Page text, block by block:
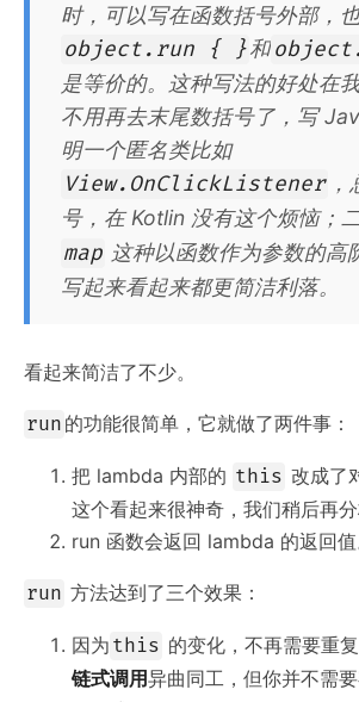
时，可以写在函数括号外部，
object.run { }和
是等价的。这种写法的好处在
不用再去末尾数括号了，写
明一个匿名类比如
View.OnClickListener
号，在 Kotlin 没有这个烦恼；
map 这种以函数作为参数的高
写起来看起来都更简洁利落。
看起来简洁了不少。
run 的功能很简单，它就做了两件事：
把 lambda 内部的 this 改成了
这个看起来很神奇，我们稍后再分
run 函数会返回 lambda 的返回值
run 方法达到了三个效果：
因为 this 的变化，不再需要重
链式调用异曲同工，但你并不需